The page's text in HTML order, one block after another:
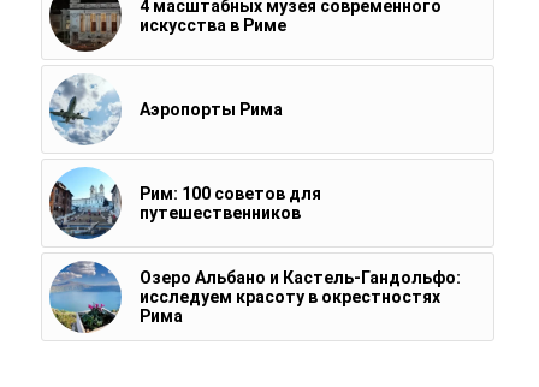
4 масштабных музея современного
искусства в Риме
Аэропорты Рима
Рим: 100 советов для
путешественников
Озеро Альбано и Кастель-Гандольфо:
исследуем красоту в окрестностях
Рима